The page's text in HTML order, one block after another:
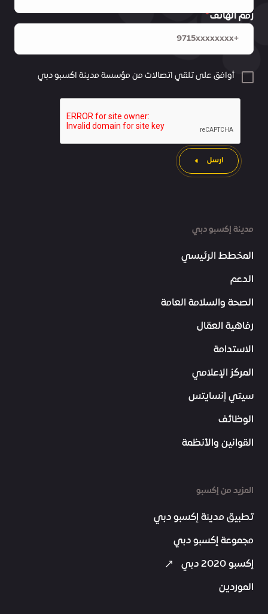
مدينة إكسبو دبي
المخطط الرئيسي
الدعم
الصحة والسلامة العامة
رفاهية العمّال
الاستدامة
المركز الإعلامي
سيتي إنسايتس
الوظائف
القوانين والأنظمة
المزيد من إكسبو
تطبيق مدينة إكسبو دبي
مجموعة إكسبو دبي
إكسبو 2020 دبي
الموردين
رقم الهاتف
أوافق على تلقي اتصالات من مؤسسة مدينة اكسبو دبي
ارسل